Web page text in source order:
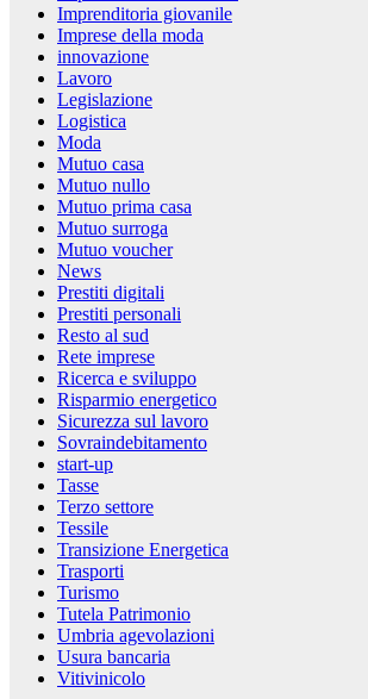
Imprenditoria giovanile
Imprese della moda
innovazione
Lavoro
Legislazione
Logistica
Moda
Mutuo casa
Mutuo nullo
Mutuo prima casa
Mutuo surroga
Mutuo voucher
News
Prestiti digitali
Prestiti personali
Resto al sud
Rete imprese
Ricerca e sviluppo
Risparmio energetico
Sicurezza sul lavoro
Sovraindebitamento
start-up
Tasse
Terzo settore
Tessile
Transizione Energetica
Trasporti
Turismo
Tutela Patrimonio
Umbria agevolazioni
Usura bancaria
Vitivinicolo